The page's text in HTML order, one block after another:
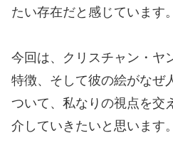
たい存在だと感じています。
今回は、クリスチャン・ヤ
特徴、そして彼の絵がなぜ
ついて、私なりの視点を交
介していきたいと思います。